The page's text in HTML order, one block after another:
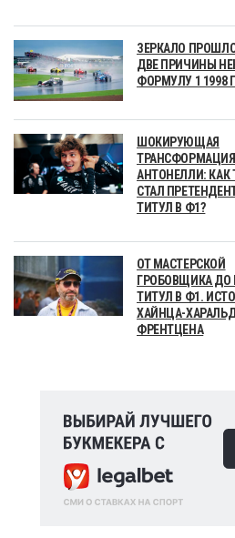
ЗЕРКАЛО
ДВЕ ПРИЧИНЫ
ФОРМУЛУ 1 1998
ШОКИРУЮЩАЯ
ТРАНСФОРМАЦИЯ
АНТОНЕЛЛИ:
СТАЛ
ТИТУЛ В Ф1?
ОТ МАСТЕРСКОЙ
ГРОБОВЩИКА ДО
ТИТУЛ В Ф1.
ХАЙНЦА-
ФРЕНТЦЕНА